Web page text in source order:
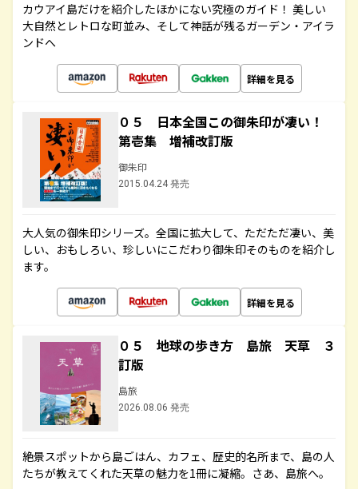
カウアイ島だけを紹介したほかにない究極のガイド！ 美しい
大自然とレトロな町並み、そして神話が残るガーデン・アイラ
ンドへ
詳細を見る
０５ 日本全国この御朱印が凄い！
第壱集 増補改訂版
御朱印
2015.04.24 発売
大人気の御朱印シリーズ。全国に拡大して、ただただ凄い、美
しい、おもしろい、珍しいにこだわり御朱印そのものを紹介し
ます。
詳細を見る
０５ 地球の歩き方 島旅 天草 ３
訂版
島旅
2026.08.06 発売
絶景スポットから島ごはん、カフェ、歴史的名所まで、島の人
たちが教えてくれた天草の魅力を1冊に凝縮。さあ、島旅へ。